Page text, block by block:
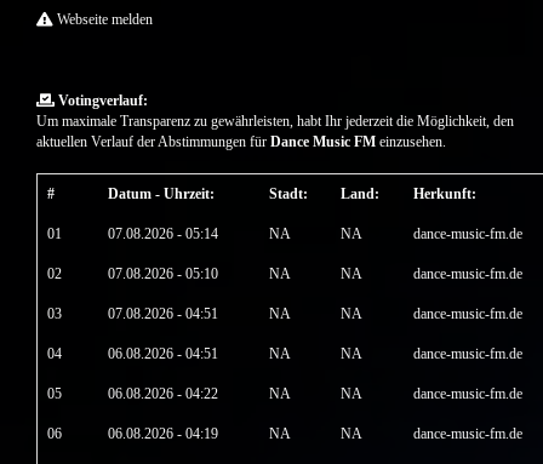
Webseite melden
Votingverlauf:
Um maximale Transparenz zu gewährleisten, habt Ihr jederzeit die Möglichkeit, den
aktuellen Verlauf der Abstimmungen für Dance Music FM einzusehen.
# Datum - Uhrzeit: Stadt: Land: Herkunft:
01 07.08.2026 - 05:14 NA NA dance-music-fm.de
02 07.08.2026 - 05:10 NA NA dance-music-fm.de
03 07.08.2026 - 04:51 NA NA dance-music-fm.de
04 06.08.2026 - 04:51 NA NA dance-music-fm.de
05 06.08.2026 - 04:22 NA NA dance-music-fm.de
06 06.08.2026 - 04:19 NA NA dance-music-fm.de